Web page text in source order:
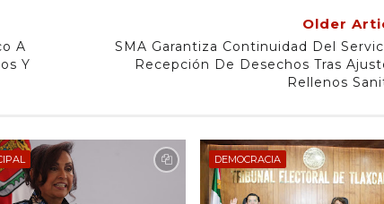
A
Y
Older
SMA Garantiza Continuidad Del
Recepción De Desechos Tras
Rellenos
DEMOCRACIA